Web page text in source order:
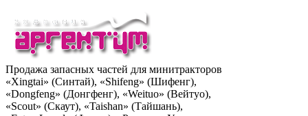
Продажа запасных частей для минитракторов
«Xingtai» (Синтай), «Shifeng» (Шифенг),
«Dongfeng» (Донгфенг), «Weituo» (Вейтуо),
«Scout» (Скаут), «Taishan» (Тайшань),